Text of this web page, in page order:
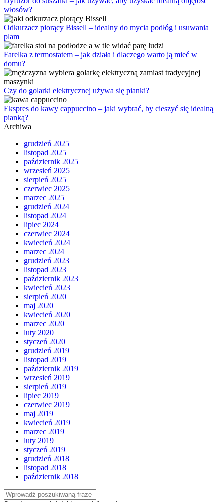
włosów?
Odkurzacz piorący Bissell – idealny do mycia podłóg i usuwania
plam
Farelka z termostatem – jak działa i dlaczego warto ją mieć w
domu?
Czy do golarki elektrycznej używa się pianki?
Ekspres do kawy cappuccino – jaki wybrać, by cieszyć się idealną
pianką?
Archiwa
grudzień 2025
listopad 2025
październik 2025
wrzesień 2025
sierpień 2025
czerwiec 2025
marzec 2025
grudzień 2024
listopad 2024
lipiec 2024
czerwiec 2024
kwiecień 2024
marzec 2024
grudzień 2023
listopad 2023
październik 2023
kwiecień 2023
sierpień 2020
maj 2020
kwiecień 2020
marzec 2020
luty 2020
styczeń 2020
grudzień 2019
listopad 2019
październik 2019
wrzesień 2019
sierpień 2019
lipiec 2019
czerwiec 2019
maj 2019
kwiecień 2019
marzec 2019
luty 2019
styczeń 2019
grudzień 2018
listopad 2018
październik 2018